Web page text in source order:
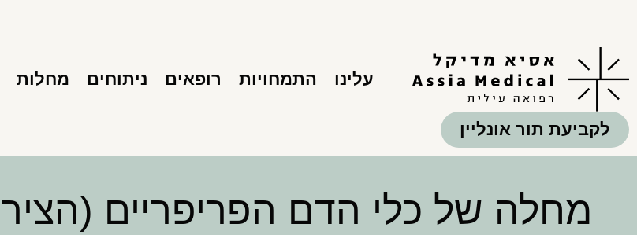
עלינו התמחויות רופאים ניתוחים מחלות
לקביעת תור אונליין
מחלה של כלי הדם הפריפריים